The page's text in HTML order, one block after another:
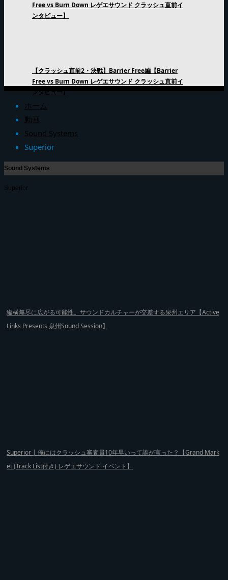
Free vs Burn Down レゲエサウンド クラッシュ直前イ
ンタビュー】
【クラッシュ直前2・決戦】Barrier Free編【Barrier
Free vs Burn Down レゲエサウンド クラッシュ直前イ
ンタビュー】
ホーム
動画
Sound Systems
Superior
Sound Systems
Superior
縦横無尽に広がる可能性。サウンドカルチャーが交差する泉州エリア【Active
Links Presents 泉州Sound Session】
Superior | 俺にはクラッシュ審査員10年早いって誰が言った？【Grand Mark
et (Track List付き) レゲエサウンド イベント】